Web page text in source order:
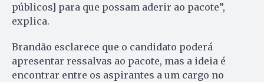
públicos] para que possam aderir ao pacote”,
explica.
Brandão esclarece que o candidato poderá
apresentar ressalvas ao pacote, mas a ideia é
encontrar entre os aspirantes a um cargo no